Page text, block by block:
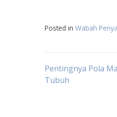
Posted in Wabah
Post
Pentingnya Pola
Tubuh